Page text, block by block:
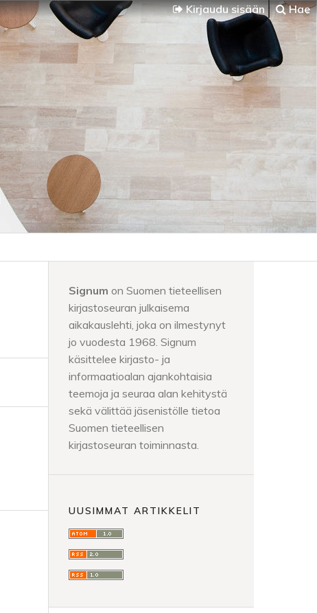
Kirjaudu sisään Hae
Signum on Suomen tieteellisen
kirjastoseuran julkaisema
aikakauslehti, joka on ilmestynyt
jo vuodesta 1968. Signum
käsittelee kirjasto- ja
informaatioalan ajankohtaisia
teemoja ja seuraa alan kehitystä
sekä välittää jäsenistölle tietoa
Suomen tieteellisen
kirjastoseuran toiminnasta.
UUSIMMAT ARTIKKELIT